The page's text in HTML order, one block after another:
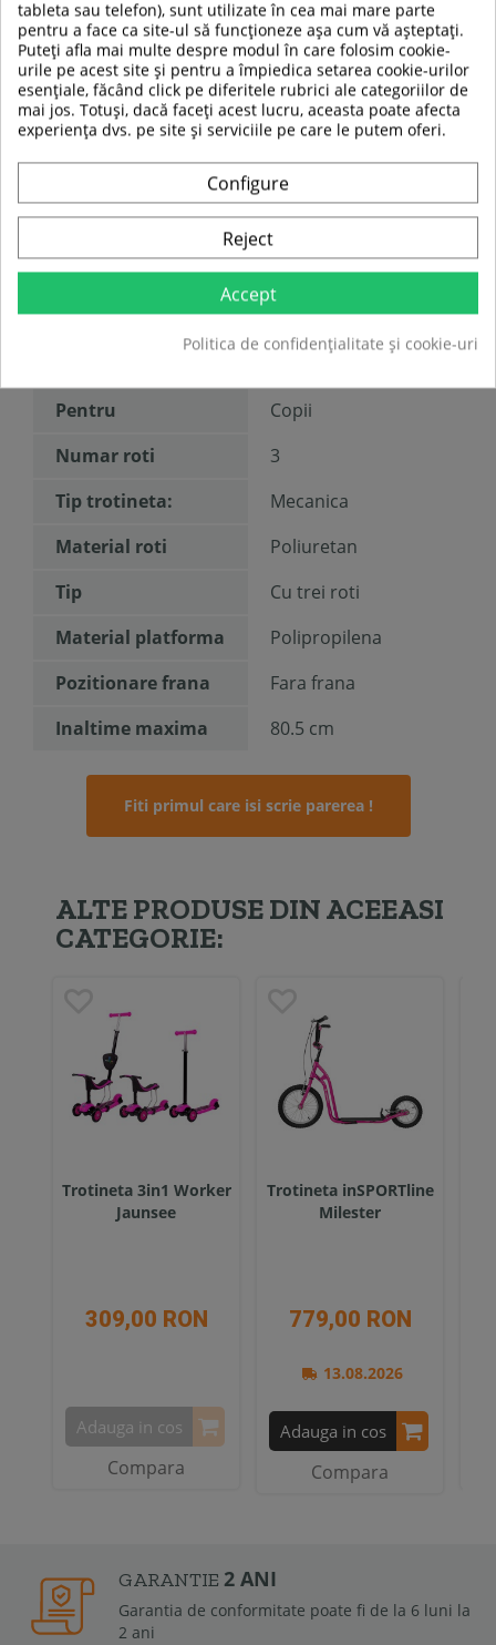
Scaun: 30 kg
Greutate trotineta:3.7 kg.
TABEL DE DATE
Diametru roată :
120 mm
Greutate maxima
60 kg
Rulmenti:
ABEC 7
Material
Plastic
Pentru
Copii
Numar roti
3
Tip trotineta:
Mecanica
Material roti
Poliuretan
Tip
Cu trei roti
Material platforma
Polipropilena
Pozitionare frana
Fara frana
Inaltime maxima
80.5 cm
Fiti primul care isi scrie parerea !
ALTE PRODUSE DIN ACEEASI
CATEGORIE:
Trotineta 3in1 Worker
Jaunsee
309,00 RON
Adauga in cos
Compara
Trotineta inSPORTline
Milester
779,00 RON
13.08.2026
Adauga in cos
Compara
GARANTIE 2 ANI
Garantia de conformitate poate fi de la 6 luni la
2 ani
tableta sau telefon), sunt utilizate în cea mai mare parte
pentru a face ca site-ul să funcționeze așa cum vă așteptați.
Puteți afla mai multe despre modul în care folosim cookie-
urile pe acest site și pentru a împiedica setarea cookie-urilor
esențiale, făcând click pe diferitele rubrici ale categoriilor de
mai jos. Totuși, dacă faceți acest lucru, aceasta poate afecta
experiența dvs. pe site și serviciile pe care le putem oferi.
Configure
Reject
Accept
Politica de confidențialitate și cookie-uri